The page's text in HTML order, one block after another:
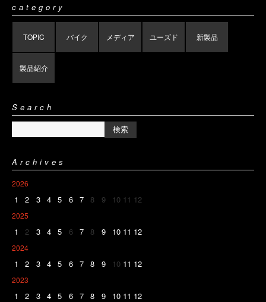
category
TOPIC バイク メディア ユーズド 新製品
製品紹介
Search
Archives
2026
1 2 3 4 5 6 7 8 9 10 11 12
2025
1 2 3 4 5 6 7 8 9 10 11 12
2024
1 2 3 4 5 6 7 8 9 10 11 12
2023
1 2 3 4 5 6 7 8 9 10 11 12